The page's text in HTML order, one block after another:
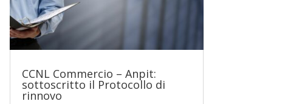
CCNL Commercio – Anpit:
sottoscritto il Protocollo di
rinnovo